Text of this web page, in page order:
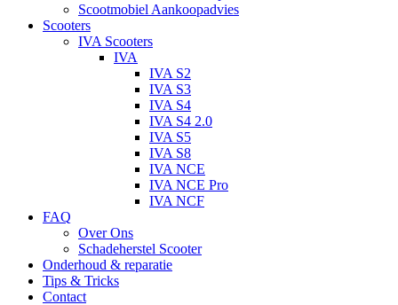
Scootmobiel Aankoopadvies
Scooters
IVA Scooters
IVA
IVA S2
IVA S3
IVA S4
IVA S4 2.0
IVA S5
IVA S8
IVA NCE
IVA NCE Pro
IVA NCF
FAQ
Over Ons
Schadeherstel Scooter
Onderhoud & reparatie
Tips & Tricks
Contact